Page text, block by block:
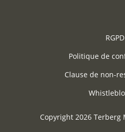
RGPD
Politique de
Clause de non-
Copyright 2026 Terberg